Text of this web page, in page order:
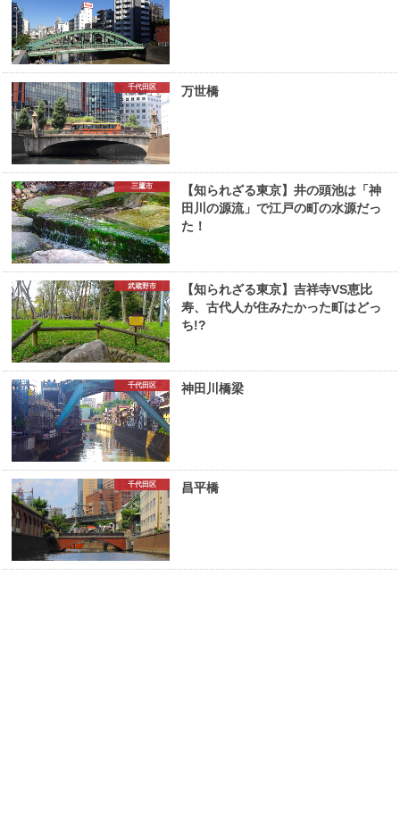
千代田区 万世橋
三鷹市
【知られざる東京】井の頭池は「神
田川の源流」で江戸の町の水源だっ
た！
武蔵野市
【知られざる東京】吉祥寺VS恵比
寿、古代人が住みたかった町はどっ
ち!?
千代田区 神田川橋梁
千代田区 昌平橋